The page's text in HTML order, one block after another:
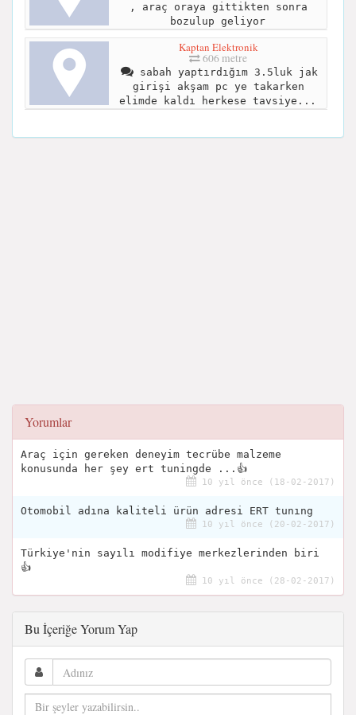
, araç oraya gittikten sonra
bozulup geliyor
Kaptan Elektronik
606 metre
sabah yaptırdığım 3.5luk jak
girişi akşam pc ye takarken
elimde kaldı herkese tavsiye...
Yorumlar
Araç için gereken deneyim tecrübe malzeme
konusunda her şey ert tuningde ...👍
10 yıl önce (18-02-2017)
Otomobil adına kaliteli ürün adresi ERT tunıng
10 yıl önce (20-02-2017)
Türkiye'nin sayılı modifiye merkezlerinden biri
👍
10 yıl önce (28-02-2017)
Bu İçeriğe Yorum Yap